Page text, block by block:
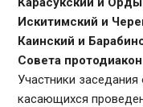
Искитимский и
Каинский и
Совета
Участники
касающихся